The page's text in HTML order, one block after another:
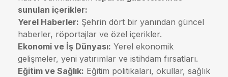
sunulan içerikler:
Yerel Haberler: Şehrin dört bir yanından güncel
haberler, röportajlar ve özel içerikler.
Ekonomi ve İş Dünyası: Yerel ekonomik
gelişmeler, yeni yatırımlar ve istihdam fırsatları.
Eğitim ve Sağlık: Eğitim politikaları, okullar, sağlık